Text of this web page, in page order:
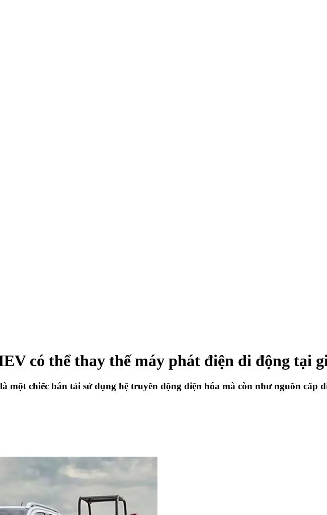
có thể thay thế máy phát điện di động tại
chiếc bán tải sử dụng hệ truyền động điện hóa mà còn như nguồn cấp